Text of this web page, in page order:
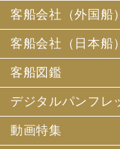
配及びそれらのサー
きます。
その他、当社は、
(1) 当社及び当社の
ンペーンのご案内
(2) 旅行参加後のご
(3) アンケートのお願
(4) 特典サービスの
(5) 統計資料の作成
にお客様の個人情報
客船会社（外国船）
客船会社（日本船）
客船図鑑
デジタルパンフレ
動画特集